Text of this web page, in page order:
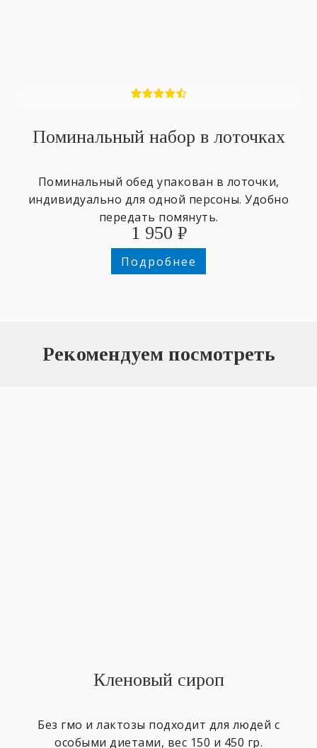
Поминальный набор в лоточках
Поминальный обед упакован в лоточки,
индивидуально для одной персоны. Удобно
передать помянуть.
1 950 ₽
Подробнее
Рекомендуем посмотреть
Кленовый сироп
Без гмо и лактозы подходит для людей с
особыми диетами, вес 150 и 450 гр.